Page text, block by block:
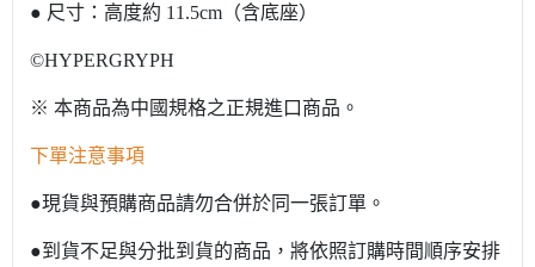
● 尺寸：高度約 11.5cm（含底座）
©HYPERGRYPH
※ 本商品為中國規格之正規進口商品。
下單注意事項
●現貨與預購商品請勿合併於同一張訂單。
●到貨不足與分批到貨的商品，將依照訂購時間順序安排